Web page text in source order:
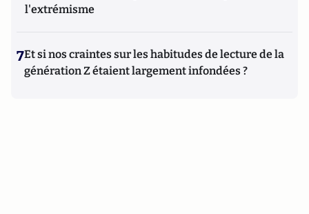
l'extrémisme
7Et si nos craintes sur les habitudes de lecture de la
génération Z étaient largement infondées ?